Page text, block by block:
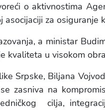
o aktivnostima
za osiguranje
a ministar
kvaliteta u visokom
Srpske, Biljana
zasniva na
cilja,